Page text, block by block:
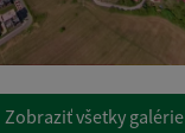
Zobraziť všetky galérie